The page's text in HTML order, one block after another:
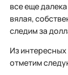
все еще
вялая,
следим за
Из
отметим